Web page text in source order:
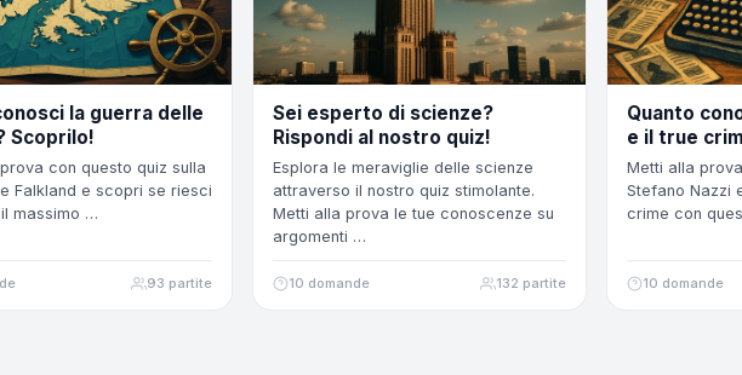
la guerra delle
Scoprilo!
con questo quiz sulla
Falkland e scopri se riesci
massimo …
93 partite
Sei esperto di scienze?
Rispondi al nostro quiz!
Esplora le meraviglie delle scienze
attraverso il nostro quiz stimolante.
Metti alla prova le tue conoscenze su
argomenti …
10 domande 132 partite
Quanto
e il true
Metti alla
Stefano Nazzi
crime con
10 domande